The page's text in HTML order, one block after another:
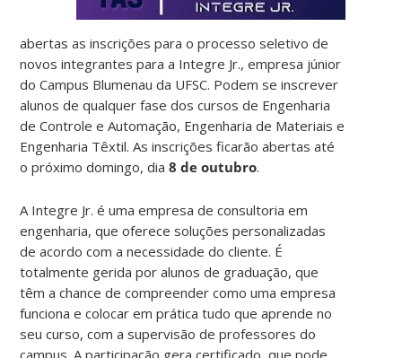
abertas as inscrições para o processo seletivo de
novos integrantes para a Integre Jr., empresa júnior
do Campus Blumenau da UFSC. Podem se inscrever
alunos de qualquer fase dos cursos de Engenharia
de Controle e Automação, Engenharia de Materiais e
Engenharia Têxtil. As inscrições ficarão abertas até
o próximo domingo, dia8 de outubro.
A Integre Jr. é uma empresa de consultoria em
engenharia, que oferece soluções personalizadas
de acordo com a necessidade do cliente. É
totalmente gerida por alunos de graduação, que
têm a chance de compreender como uma empresa
funciona e colocar em prática tudo que aprende no
seu curso, com a supervisão de professores do
campus. A participação gera certificado, que pode